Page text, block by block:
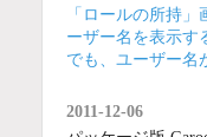
「ロールの所持
ーザー名を表示す
でも、ユーザー名
2011-12-06